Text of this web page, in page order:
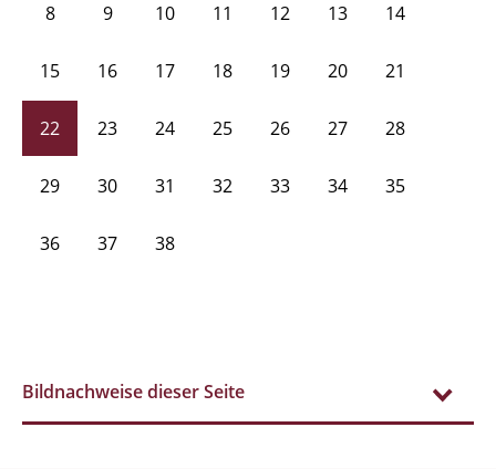
8 9 10 11 12 13 14
15 16 17 18 19 20 21
22 23 24 25 26 27 28
29 30 31 32 33 34 35
36 37 38
Bildnachweise dieser Seite